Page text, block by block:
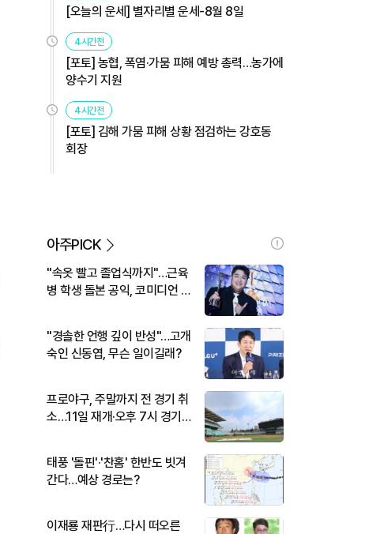
[오늘의 운세] 별자리별 운세-8월 8일
4시간전
[포토] 농협, 폭염·가뭄 피해 예방 총력…농가에
양수기 지원
4시간전
[포토] 김해 가뭄 피해 상황 점검하는 강호동
회장
아주PICK
"속옷 빨고 졸업식까지"…근육
병 학생 돌본 공익, 코미디언 김
"경솔한 언행 깊이 반성"…고개
숙인 신동엽, 무슨 일이길래?
프로야구, 주말까지 전 경기 취
소…11일 재개·오후 7시 경기
태풍 '돌핀'·'찬홈' 한반도 빗겨
간다…예상 경로는?
이재룡 재판行…다시 떠오른